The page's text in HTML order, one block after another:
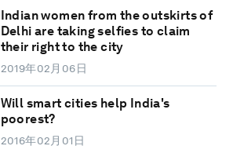
Indian women from the outskirts of
Delhi are taking selfies to claim
their right to the city
2019年02月06日
Will smart cities help India's
poorest?
2016年02月01日